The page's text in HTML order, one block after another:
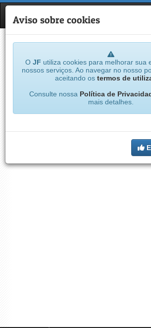
JF
Aviso sobre cookies
O JF utiliza cookies para melhorar sua
nossos serviços. Ao navegar no nosso
aceitando os termos de
Consulte nossa Política de
mais detalhes.